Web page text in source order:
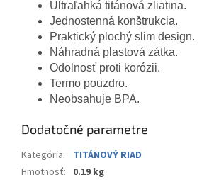
Ultraľahká titánová zliatina.
Jednostenná konštrukcia.
Praktický plochý slim design.
Náhradná plastová zátka.
Odolnosť proti korózii.
Termo pouzdro.
Neobsahuje BPA.
Dodatočné parametre
Kategória:
TITÁNOVÝ RIAD
Hmotnosť: 0.19 kg